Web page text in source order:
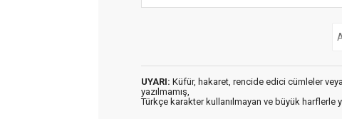
UYARI: Küfür, hakaret, rencide edici cümleler
yazılmamış,
Türkçe karakter kullanılmayan ve büyük harflerle